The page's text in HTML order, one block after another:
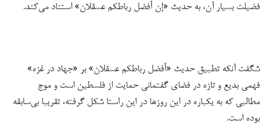
فضیلت بسیار آن، به حدیث «إن أفضل رباطکم عسقلان» استناد می‌کند.
شگفت آنکه تطبیق حدیث «أفضل رباطکم عسقلان» بر «جهاد در غزه»
فهمی بدیع و تازه در فضای گفتمانی حمایت از فلسطین است و موج
مطالبی که به یکباره در این روزها در این راستا شکل گرفته، تقریبا بی‌سابقه
بوده است.